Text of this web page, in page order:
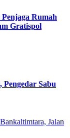
Rumah
Gratispol
Sabu